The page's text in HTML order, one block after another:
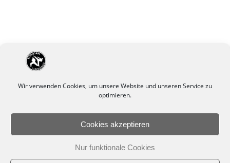
Wir verwenden Cookies, um unsere Website und unseren Service zu
optimieren.
Cookies akzeptieren
Nur funktionale Cookies
Impressum
Datenschutzerklärung